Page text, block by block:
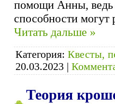
помощи Анны, ведь
способности
Читать дальше »
Категория: Квесты,
20.03.2023 |
Теория